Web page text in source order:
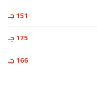
151 جـ
175 جـ
166 جـ